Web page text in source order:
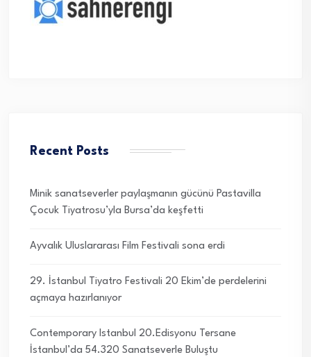
Recent Posts
Minik sanatseverler paylaşmanın gücünü Pastavilla
Çocuk Tiyatrosu’yla Bursa’da keşfetti
Ayvalık Uluslararası Film Festivali sona erdi
29. İstanbul Tiyatro Festivali 20 Ekim’de perdelerini
açmaya hazırlanıyor
Contemporary Istanbul 20.Edisyonu Tersane
İstanbul’da 54.320 Sanatseverle Buluştu